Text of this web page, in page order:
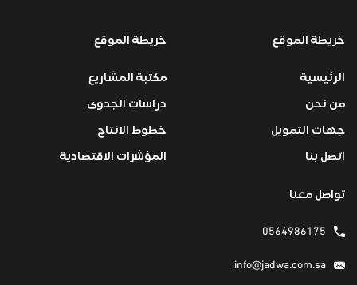
خريطة الموقع
الرئيسية
من نحن
جهات التمويل
اتصل بنا
خريطة الموقع
مكتبة المشاريع
دراسات الجدوى
خطوط الانتاج
المؤشرات الاقتصادية
تواصل معنا
0564986175
info@jadwa.com.sa